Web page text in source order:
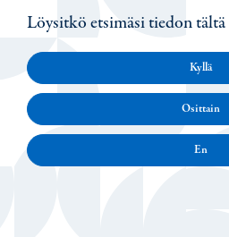
Löysitkö etsimäsi tiedon tältä
Kyllä
Osittain
En